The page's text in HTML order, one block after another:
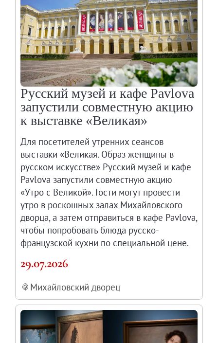
Русский музей и кафе Pavlova
запустили совместную акцию
к выставке «Великая»
Для посетителей утренних сеансов
выставки «Великая. Образ женщины в
русском искусстве» Русский музей и кафе
Pavlova запустили совместную акцию
«Утро с Великой». Гости могут провести
утро в роскошных залах Михайловского
дворца, а затем отправиться в кафе Pavlova,
чтобы попробовать блюда русско-
французской кухни по специальной цене.
29.07.2026
Михайловский дворец